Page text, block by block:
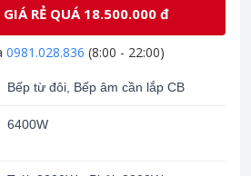
RẺ QUÁ 18.500.000 đ
0981.028.836 (8:00 - 22:00)
Bếp từ đôi, Bếp âm cần lắp CB
6400W